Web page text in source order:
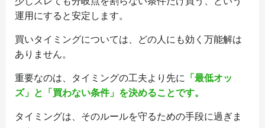
運用にすると安定します。
買いタイミングについては、どの人にも効く万能解は
ありません。
重要なのは、タイミングの工夫より先に
「最低オッ
ズ」と「買わない条件」を決めることです。
タイミングは、そのルールを守るための手段に過ぎま